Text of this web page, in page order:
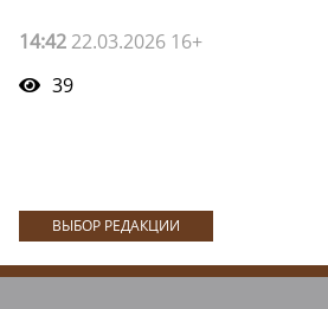
14:42 22.03.2026 16+
39
ВЫБОР РЕДАКЦИИ